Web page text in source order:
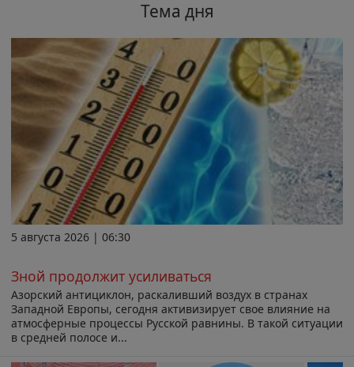
Тема дня
5 августа 2026 | 06:30
Зной продолжит усиливаться
Азорский антициклон, раскаливший воздух в странах
Западной Европы, сегодня активизирует свое влияние на
атмосферные процессы Русской равнины. В такой ситуации
в средней полосе и...